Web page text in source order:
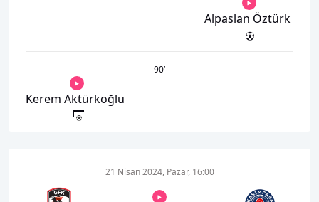
Alpaslan Öztürk
90’
Kerem Aktürkoğlu
21 Nisan 2024, Pazar, 16:00